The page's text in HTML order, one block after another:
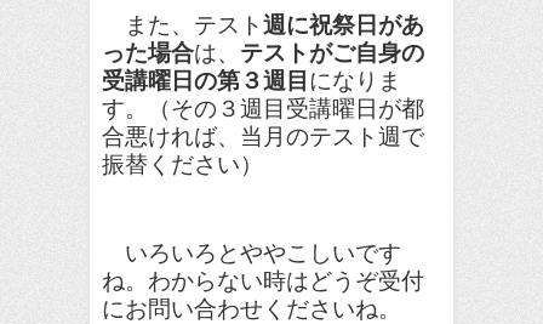
また、テスト週に祝祭日があ
った場合は、 テストがご自身の
受講曜日の第３週目になりま
す。（その３週目受講曜日が都
合悪ければ、当月のテスト週で
振替ください）
いろいろとややこしいです
ね。わからない時はどうぞ受付
にお問い合わせくださいね。